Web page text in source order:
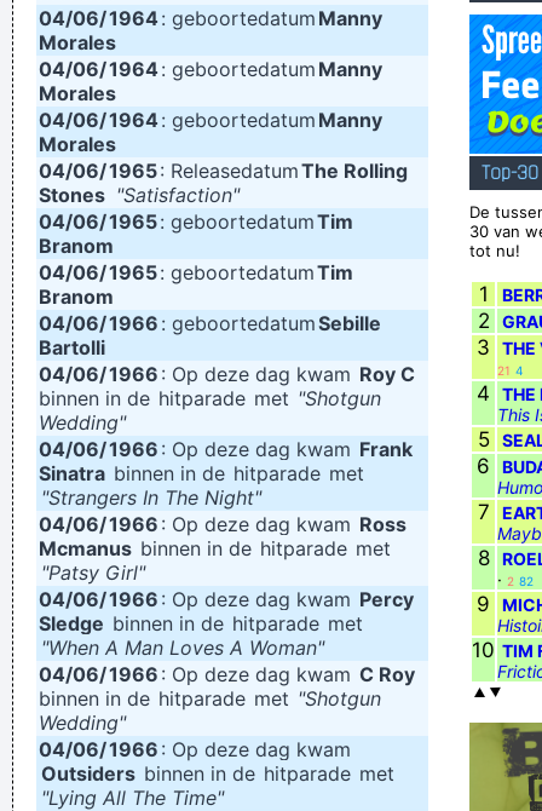
04/06/1964 : geboortedatum Manny
Morales
04/06/1964: geboortedatum Manny
Morales
04/06/1964 : geboortedatum Manny
Morales
04/06/1965: ReleasedatumThe Rolling
Stones "Satisfaction"
04/06/1965: geboortedatumTim
Branom
04/06/1965: geboortedatumTim
Branom
04/06/1966 : geboortedatumSebille
Bartolli
04/06/1966 : Op deze dag kwam Roy C
binnen in de hitparade met "Shotgun
Wedding"
04/06/1966 : Op deze dag kwam Frank
Sinatra binnen in de hitparade met
"Strangers In The Night"
04/06/1966 : Op deze dag kwam Ross
Mcmanus binnen in de hitparade met
"Patsy Girl"
04/06/1966 : Op deze dag kwam Percy
Sledge binnen in de hitparade met
"When A Man Loves A Woman"
04/06/1966 : Op deze dag kwam C Roy
binnen in de hitparade met "Shotgun
Wedding"
04/06/1966 : Op deze dag kwam
Outsiders binnen in de hitparade met
"Lying All The Time"
Top-30
De
30 van
tot nu!
1
2
3 THE
21 4
4
THE
This
5
6
7
8
· 2 82
9
10 TIM